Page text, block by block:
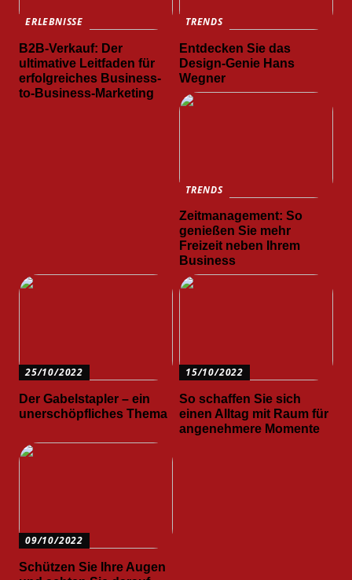
ERLEBNISSE
B2B-Verkauf: Der
ultimative Leitfaden für
erfolgreiches Business-
to-Business-Marketing
TRENDS
Entdecken Sie das
Design-Genie Hans
Wegner
TRENDS
Zeitmanagement: So
genießen Sie mehr
Freizeit neben Ihrem
Business
25/10/2022
Der Gabelstapler – ein
unerschöpfliches Thema
15/10/2022
So schaffen Sie sich
einen Alltag mit Raum für
angenehmere Momente
09/10/2022
Schützen Sie Ihre Augen